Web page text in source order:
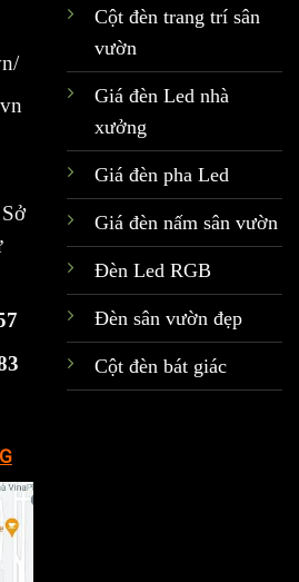
Cột đèn trang trí sân
vườn
Giá đèn Led nhà
xưởng
Giá đèn pha Led
Giá đèn nấm sân vườn
Đèn Led RGB
Đèn sân vườn đẹp
Cột đèn bát giác